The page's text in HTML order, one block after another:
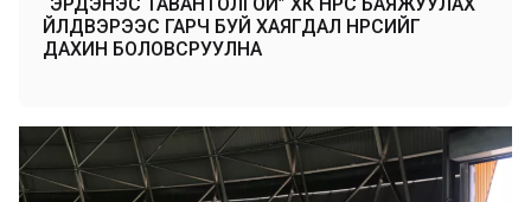
ҮЙЛДВЭРЭЭС ГАРЧ БУЙ ХАЯГДАЛ НҮҮРСИЙГ
ДАХИН БОЛОВСРУУЛНА